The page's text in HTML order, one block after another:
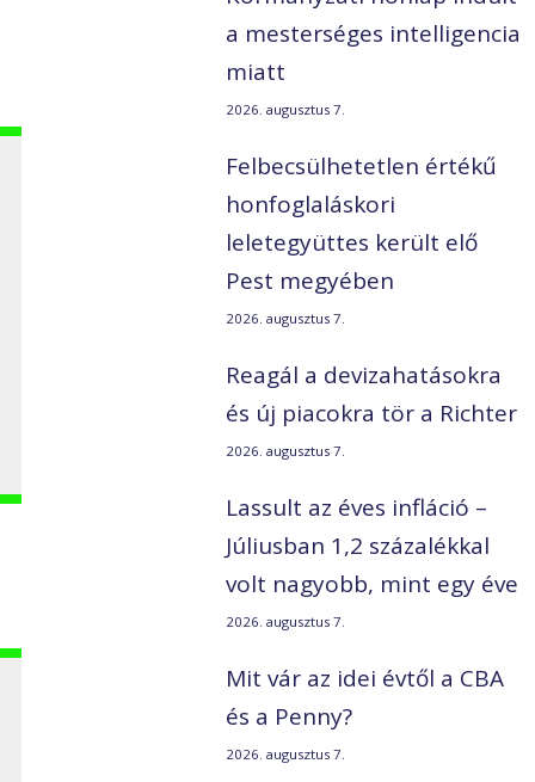
a mesterséges intelligencia
miatt
2026. augusztus 7.
Felbecsülhetetlen értékű
honfoglaláskori
leletegyüttes került elő
Pest megyében
2026. augusztus 7.
Reagál a devizahatásokra
és új piacokra tör a Richter
2026. augusztus 7.
Lassult az éves infláció –
Júliusban 1,2 százalékkal
volt nagyobb, mint egy éve
2026. augusztus 7.
Mit vár az idei évtől a CBA
és a Penny?
2026. augusztus 7.